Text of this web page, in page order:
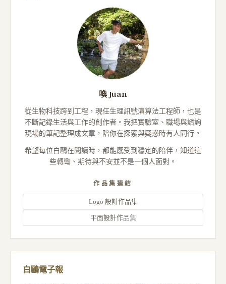
喚 Juan
從生物科技跨到工程，現任生理訊號演算法工程師，也是
不斷記錄生活與工作的創作者。我把實驗室、職場與諮詢
現場的筆記整理成文章，陪你在探索與疑惑時有人同行。
希望每位白鷗在閱讀時，都能感受到穩定的陪伴，知道這
些轉彎、期待與不安並不是一個人面對。
作品集連結
Logo 設計作品集
平面設計作品集
白鷗電子報